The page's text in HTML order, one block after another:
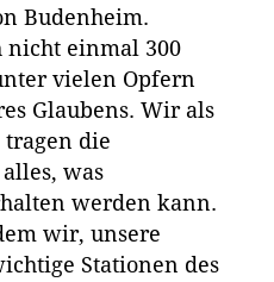
Budenheim.
nicht einmal 300
vielen Opfern
Glaubens. Wir als
tragen die
was
werden kann.
wir, unsere
Stationen des